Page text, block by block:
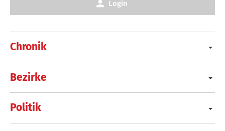
Chronik
Bezirke
Politik
Login